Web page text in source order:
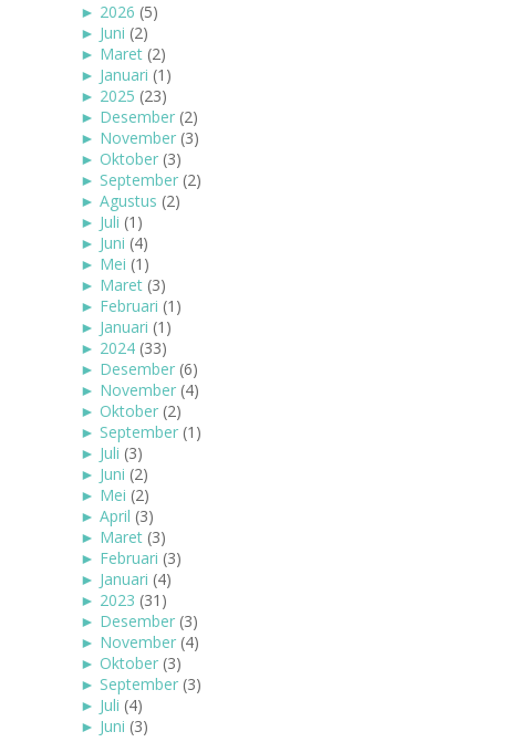
► 2026 (5)
► Juni (2)
► Maret (2)
► Januari (1)
► 2025 (23)
► Desember (2)
► November (3)
► Oktober (3)
► September (2)
► Agustus (2)
► Juli (1)
► Juni (4)
► Mei (1)
► Maret (3)
► Februari (1)
► Januari (1)
► 2024 (33)
► Desember (6)
► November (4)
► Oktober (2)
► September (1)
► Juli (3)
► Juni (2)
► Mei (2)
► April (3)
► Maret (3)
► Februari (3)
► Januari (4)
► 2023 (31)
► Desember (3)
► November (4)
► Oktober (3)
► September (3)
► Juli (4)
► Juni (3)